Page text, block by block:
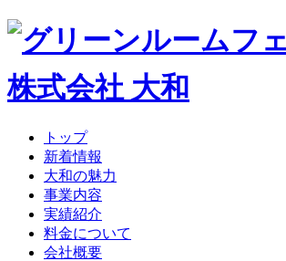
トップ
新着情報
大和の魅力
事業内容
実績紹介
料金について
会社概要